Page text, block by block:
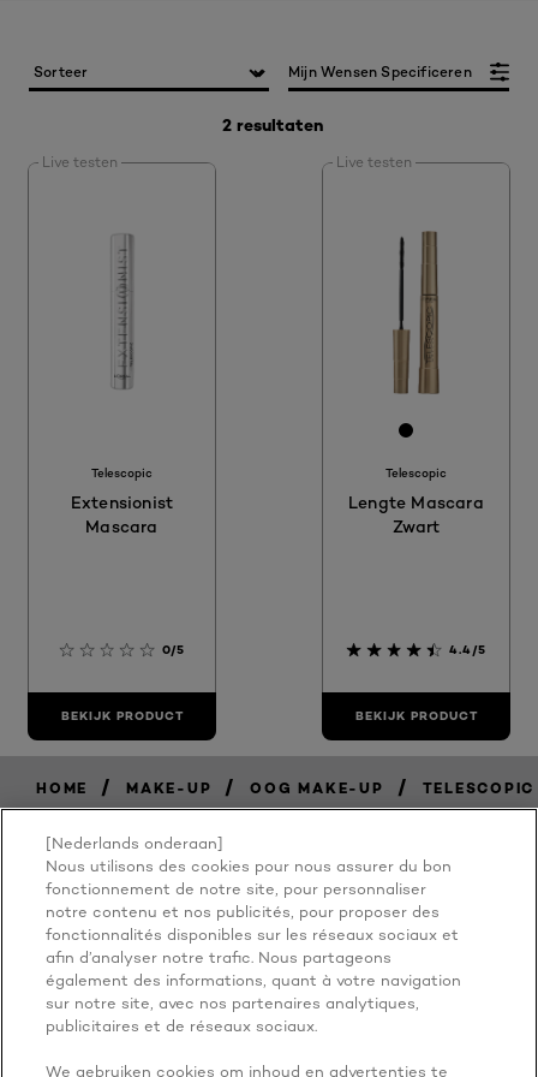
2 resultaten
Mijn Wensen Specificeren
Live testen
Telescopic
Extensionist
Mascara
0/5
BEKIJK PRODUCT
Live testen
[Color]:
Telescopic
Lengte Mascara
Zwart
4.4/5
BEKIJK PRODUCT
HOME / MAKE-UP / OOG MAKE-UP / TELESCOPIC
BECAUSE
YOU'RE
WORTH IT
[Nederlands onderaan]
Nous utilisons des cookies pour nous assurer du bon
fonctionnement de notre site, pour personnaliser
notre contenu et nos publicités, pour proposer des
fonctionnalités disponibles sur les réseaux sociaux et
afin d’analyser notre trafic. Nous partageons
également des informations, quant à votre navigation
sur notre site, avec nos partenaires analytiques,
publicitaires et de réseaux sociaux.
We gebruiken cookies om inhoud en advertenties te